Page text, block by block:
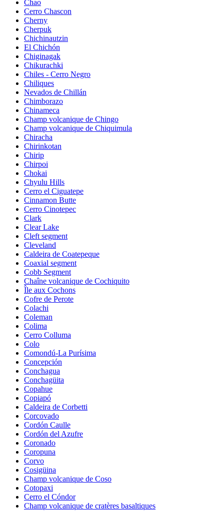
Chao
Cerro Chascon
Cherny
Cherpuk
Chichinautzin
El Chichón
Chiginagak
Chikurachki
Chiles - Cerro Negro
Chiliques
Nevados de Chillán
Chimborazo
Chinameca
Champ volcanique de Chingo
Champ volcanique de Chiquimula
Chiracha
Chirinkotan
Chirip
Chirpoi
Chokai
Chyulu Hills
Cerro el Ciguatepe
Cinnamon Butte
Cerro Cinotepec
Clark
Clear Lake
Cleft segment
Cleveland
Caldeira de Coatepeque
Coaxial segment
Cobb Segment
Chaîne volcanique de Cochiquito
Île aux Cochons
Cofre de Perote
Colachi
Coleman
Colima
Cerro Colluma
Colo
Comondú-La Purísima
Concepción
Conchagua
Conchagüita
Copahue
Copiapó
Caldeira de Corbetti
Corcovado
Cordón Caulle
Cordón del Azufre
Coronado
Coropuna
Corvo
Cosigüina
Champ volcanique de Coso
Cotopaxi
Cerro el Cóndor
Champ volcanique de cratères basaltiques